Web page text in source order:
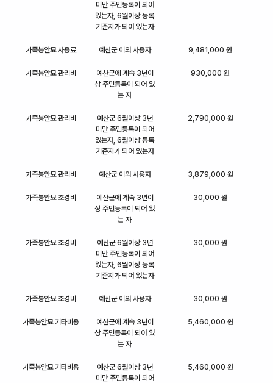
미만 주민등록이 되어
있는자, 6월이상 등록
기준지가 되어 있는자
가족봉안묘 사용료 예산군 이외 사용자 9,481,000 원
가족봉안묘 관리비
예산군에 계속 3년이
상 주민등록이 되어 있
는 자
930,000 원
가족봉안묘 관리비
예산군 6월이상 3년
미만 주민등록이 되어
있는자, 6월이상 등록
기준지가 되어 있는자
2,790,000 원
가족봉안묘 관리비 예산군 이외 사용자 3,879,000 원
가족봉안묘 조경비
예산군에 계속 3년이
상 주민등록이 되어 있
는 자
30,000 원
가족봉안묘 조경비
예산군 6월이상 3년
미만 주민등록이 되어
있는자, 6월이상 등록
기준지가 되어 있는자
30,000 원
가족봉안묘 조경비 예산군 이외 사용자 30,000 원
가족봉안묘 기타비용
예산군에 계속 3년이
상 주민등록이 되어 있
는 자
5,460,000 원
가족봉안묘 기타비용
예산군 6월이상 3년
미만 주민등록이 되어
5,460,000 원